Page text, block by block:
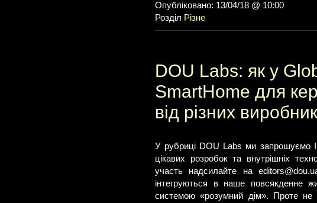
Опубліковано: 13/04/18 @ 10:00
Розділ Різне
DOU Labs: як у
SmartHome для
від різних
У рубриці DOU Labs ми запрошуємо
цікавих розробок та внутрішніх
участь надсилайте на
інтегруються в наше повсякденне
системою «розумний дім». Проте